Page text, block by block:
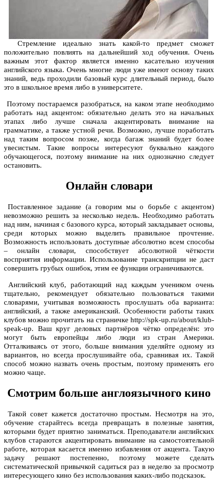
Стремление идеально знать какой-то предмет сможет
положительно повлиять на дальнейший ход обучения. Очень
важным этот фактор является именно касательно изучения
английского языка. Очень многие люди уже имеют основу таких
знаний, ведь проходили базовый курс длительный период, было
это в школьное время либо в университете.
Поэтому постараемся разобраться, на каком этапе необходимо
работать над акцентом: обязательно делать это на начальных
этапах либо лучше сначала акцентировать внимание на
грамматике, а также устной речи. Возможно, лучше поработать
над таким вопросом позже, когда багаж знаний будет более
увесистым. Такие вопросы интересуют буквально каждого
обучающегося, поэтому внимание на них однозначно следует
остановить.
Онлайн словари
Поставленное задание (а говорим мы о борьбе с акцентом)
невозможно решить за несколько недель. Необходимо работать
над ним, начиная с базового курса, который закладывает основы,
среди которых можно выделить правильное прочтение.
Возможность использовать доступные абсолютно всем способы
– онлайн словари, способствует абсолютной чёткости
восприятия информации. Использование транскрипции не даст
совершить грубых ошибок, этим ее функции ограничиваются.
Английский клуб, работающий над каждым учеником очень
тщательно, рекомендует обязательно пользоваться такими
словарями, учитывая возможность прослушать оба варианта:
английский, а также американский. Особенности работы таких
клубов можно прочитать на страничке http://spk-up.ru/about/klub-
speak-up. Ваш круг деловых партнёров чётко определён: это
могут быть европейцы либо люди из стран Америки.
Отталкиваясь от этого, больше внимания уделяйте одному из
вариантов, но всегда прослушивайте оба, сравнивая их. Такой
способ можно назвать очень простым, поэтому применять его
можно чаще.
Смотрим больше англоязычного кино
Такой совет кажется достаточно простым. Несмотря на это,
обучение старайтесь всегда превращать в полезные занятия,
которыми будет приятно заниматься. Преподаватели английских
клубов стараются акцентировать внимание на самостоятельной
работе, которая касается именно избавления от акцента. Такую
задачу решают постепенно, поэтому можете сделать
систематической привычкой садиться раз в неделю за просмотр
интересующего кино без использования каких-либо подсказок.